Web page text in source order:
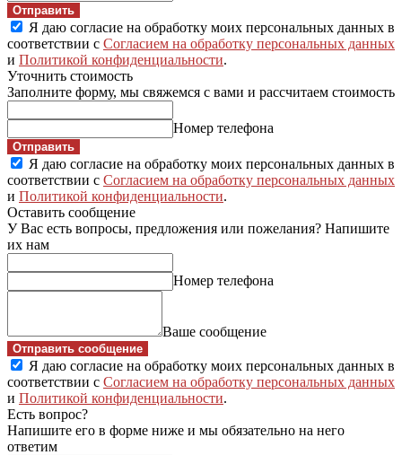
Отправить
Я даю согласие на обработку моих персональных данных в
соответствии с Согласием на обработку персональных данных
и Политикой конфиденциальности.
Уточнить стоимость
Заполните форму, мы свяжемся с вами и рассчитаем стоимость
Номер телефона
Отправить
Я даю согласие на обработку моих персональных данных в
соответствии с Согласием на обработку персональных данных
и Политикой конфиденциальности.
Оставить сообщение
У Вас есть вопросы, предложения или пожелания? Напишите
их нам
Номер телефона
Ваше сообщение
Отправить сообщение
Я даю согласие на обработку моих персональных данных в
соответствии с Согласием на обработку персональных данных
и Политикой конфиденциальности.
Есть вопрос?
Напишите его в форме ниже и мы обязательно на него
ответим